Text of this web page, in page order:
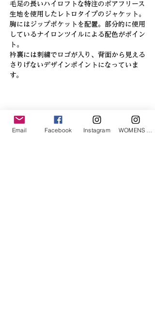
毛足の長いハイロフトな特注のボアフリース
生地を使用したレトロタイプのジャケット。
胸にはジップポケットを配置。部分的に使用
しているナイロンツイルによる配色がポイン
ト。
衿裏には刺繍でロゴが入り、背面から見える
さりげないデザインポイントになっていま
す。
「あなたへのお勧めアイテム」
Email Facebook Instagram